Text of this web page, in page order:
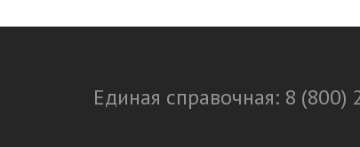
Единая справочная: 8 (800)